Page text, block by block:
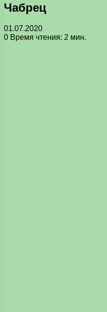
Чабрец
01.07.2020
0 Время чтения: 2 мин.